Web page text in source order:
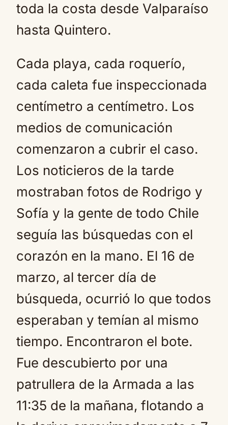
toda la costa desde Valparaíso
hasta Quintero.
Cada playa, cada roquerío,
cada caleta fue inspeccionada
centímetro a centímetro. Los
medios de comunicación
comenzaron a cubrir el caso.
Los noticieros de la tarde
mostraban fotos de Rodrigo y
Sofía y la gente de todo Chile
seguía las búsquedas con el
corazón en la mano. El 16 de
marzo, al tercer día de
búsqueda, ocurrió lo que todos
esperaban y temían al mismo
tiempo. Encontraron el bote.
Fue descubierto por una
patrullera de la Armada a las
11:35 de la mañana, flotando a